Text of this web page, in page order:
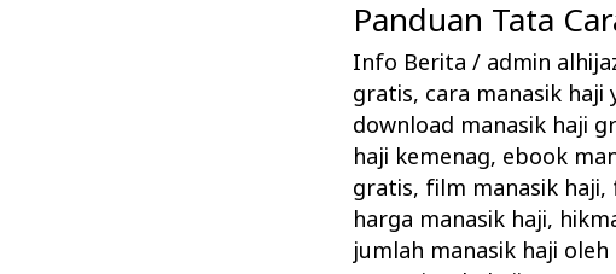
Panduan Tata
Info Berita / admin
gratis, cara manasik haji
download manasik haji
haji kemenag, ebook
gratis, film manasik haji,
harga manasik haji,
jumlah manasik haji
Panduan
Tata
Cara
Pelaksanaan
Manasik
Haji
Rasulullah